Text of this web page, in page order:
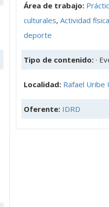
Área de trabajo:
culturales, Actividad
deporte
Tipo de contenido: ·
Localidad: Rafael Uribe
Oferente: IDRD